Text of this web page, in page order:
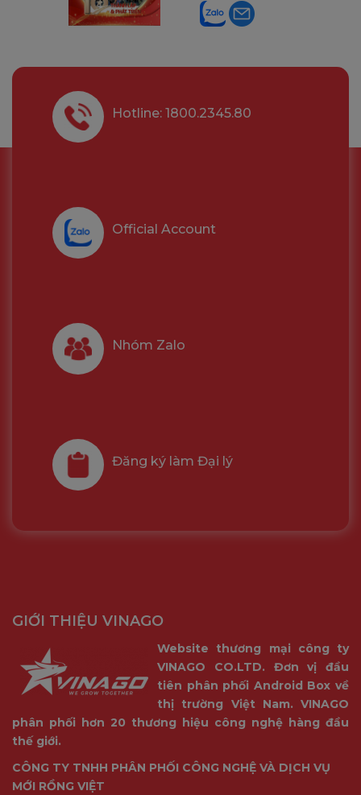
Hotline: 1800.2345.80
Official Account
Nhóm Zalo
Đăng ký làm Đại lý
GIỚI THIỆU VINAGO
Website thương mại công ty
VINAGO CO.LTD. Đơn vị đầu
tiên phân phối Android Box về
thị trường Việt Nam. VINAGO
phân phối hơn 20 thương hiệu công nghệ hàng đầu
thế giới.
CÔNG TY TNHH PHÂN PHỐI CÔNG NGHỆ VÀ DỊCH VỤ
MỚI RỒNG VIỆT